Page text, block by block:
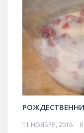
11 НОЯБРЯ, 2016